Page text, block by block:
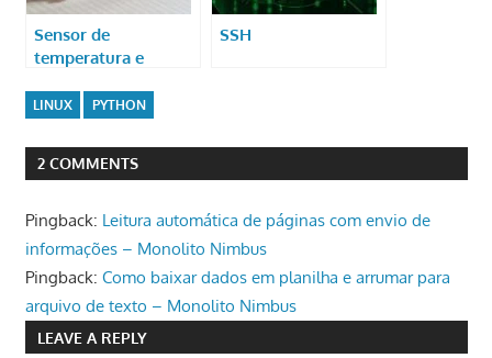
Sensor de
temperatura e
Raspberry Pi
SSH
LINUX PYTHON
2 COMMENTS
Pingback: Leitura automática de páginas com envio de
informações – Monolito Nimbus
Pingback: Como baixar dados em planilha e arrumar para
arquivo de texto – Monolito Nimbus
LEAVE A REPLY